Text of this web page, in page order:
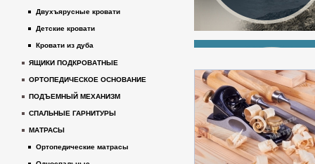
Двухъярусные кровати
Детские кровати
Кровати из дуба
ЯЩИКИ ПОДКРОВАТНЫЕ
ОРТОПЕДИЧЕСКОЕ ОСНОВАНИЕ
ПОДЪЕМНЫЙ МЕХАНИЗМ
СПАЛЬНЫЕ ГАРНИТУРЫ
МАТРАСЫ
Ортопедические матрасы